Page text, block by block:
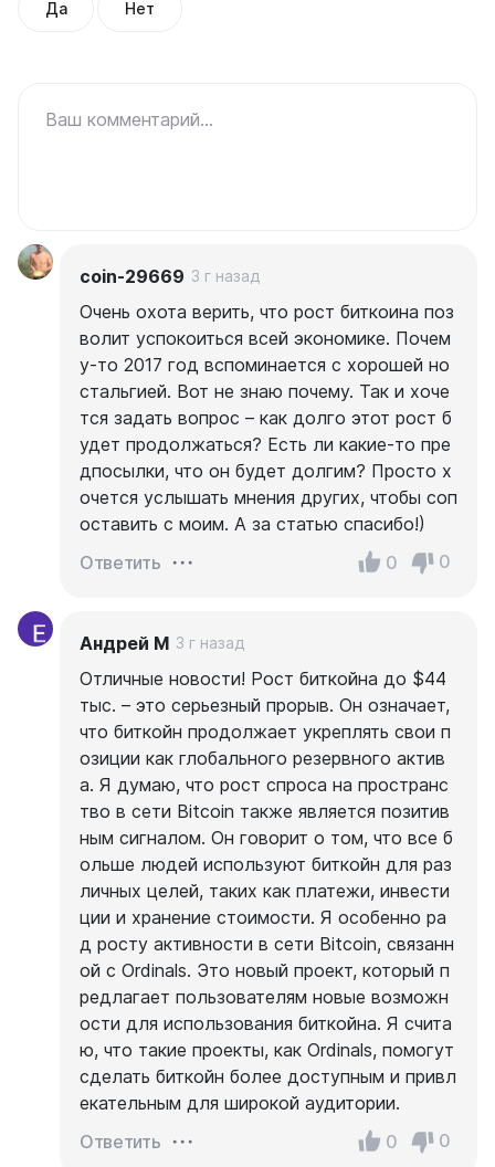
Да Нет
Ваш комментарий...
coin-29669 3 г назад
Очень охота верить, что рост биткоина поз
волит успокоиться всей экономике. Почем
у-то 2017 год вспоминается с хорошей но
стальгией. Вот не знаю почему. Так и хоче
тся задать вопрос – как долго этот рост б
удет продолжаться? Есть ли какие-то пре
дпосылки, что он будет долгим? Просто х
очется услышать мнения других, чтобы соп
оставить с моим. А за статью спасибо!)
Ответить
0 0
Андрей М 3 г назад
Отличные новости! Рост биткойна до $44
тыс. – это серьезный прорыв. Он означает,
что биткойн продолжает укреплять свои п
озиции как глобального резервного актив
а. Я думаю, что рост спроса на пространс
тво в сети Bitcoin также является позитив
ным сигналом. Он говорит о том, что все б
ольше людей используют биткойн для раз
личных целей, таких как платежи, инвести
ции и хранение стоимости. Я особенно ра
д росту активности в сети Bitcoin, связанн
ой с Ordinals. Это новый проект, который п
редлагает пользователям новые возможн
ости для использования биткойна. Я счита
ю, что такие проекты, как Ordinals, помогут
сделать биткойн более доступным и привл
екательным для широкой аудитории.
Ответить
0 0